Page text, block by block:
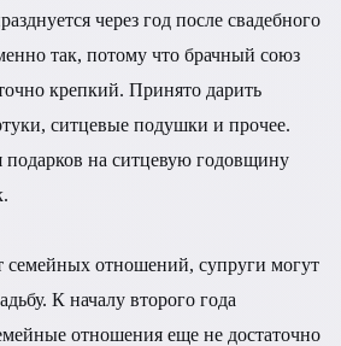
через год после свадебного
так, потому что брачный союз
крепкий. Принято дарить
ситцевые подушки и прочее.
подарков на ситцевую годовщину
семейных отношений, супруги могут
К началу второго года
отношения еще не достаточно